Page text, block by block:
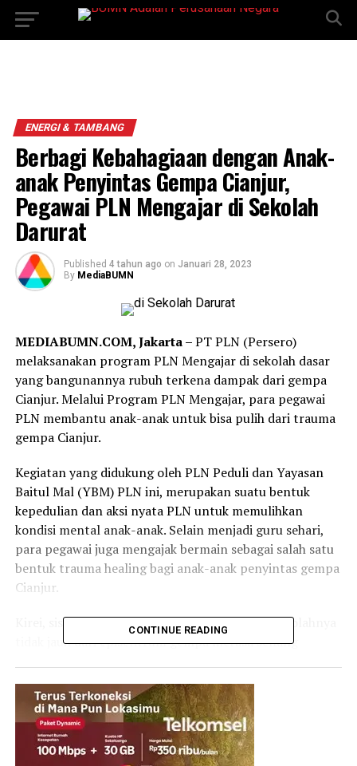
ENERGI & TAMBANG
Berbagi Kebahagiaan dengan Anak-
anak Penyintas Gempa Cianjur,
Pegawai PLN Mengajar di Sekolah
Darurat
Published 4 tahun ago on Januari 28, 2023
By MediaBUMN
MEDIABUMN.COM, Jakarta –PT PLN (Persero)
melaksanakan program PLN Mengajar di sekolah dasar
yang bangunannya rubuh terkena dampak dari gempa
Cianjur. Melalui Program PLN Mengajar, para pegawai
PLN membantu anak-anak untuk bisa pulih dari trauma
gempa Cianjur.
Kegiatan yang didukung oleh PLN Peduli dan Yayasan
Baitul Mal (YBM) PLN ini, merupakan suatu bentuk
kepedulian dan aksi nyata PLN untuk memulihkan
kondisi mental anak-anak. Selain menjadi guru sehari,
para pegawai juga mengajak bermain sebagai salah satu
bentuk trauma healing bagi anak-anak penyintas gempa
Cianjur.
Kirei, siswa kelas 6 SD Citamiang yang lokasi sekolahnya
tidak jauh dari episentrum gempa merasa senang
“Alhamdulillah, seneng banget ada kegiatan ini. Bisa
main bareng temen-temen, belajar bareng. Paling
seneng pas bermain. Pengen lagi ada acara kayak gini,”
ungkap Kirei.
CONTINUE READING